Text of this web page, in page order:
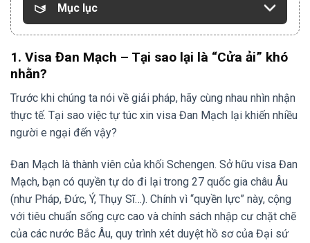
Mục lục
1. Visa Đan Mạch – Tại sao lại là “Cửa ải” khó
nhằn?
Trước khi chúng ta nói về giải pháp, hãy cùng nhau nhìn nhận
thực tế. Tại sao việc tự túc xin visa Đan Mạch lại khiến nhiều
người e ngại đến vậy?
Đan Mạch là thành viên của khối Schengen. Sở hữu visa Đan
Mạch, bạn có quyền tự do đi lại trong 27 quốc gia châu Âu
(như Pháp, Đức, Ý, Thụy Sĩ…). Chính vì “quyền lực” này, cộng
với tiêu chuẩn sống cực cao và chính sách nhập cư chặt chẽ
của các nước Bắc Âu, quy trình xét duyệt hồ sơ của Đại sứ